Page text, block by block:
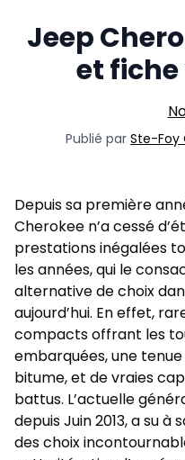
Jeep
et
Publié par Ste-Foy
Depuis sa première
Cherokee n’a cessé
prestations inégalées
les années, qui le
alternative de choix
aujourd’hui. En effet,
compacts offrant les
embarquées, une
bitume, et de vraies
battus. L’actuelle
depuis Juin 2013, a su
des choix